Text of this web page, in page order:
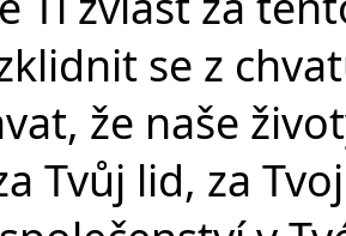
se z
že naše
Tvůj lid, za